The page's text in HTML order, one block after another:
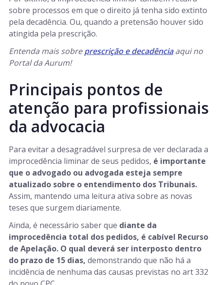
sobre processos em que o direito já tenha sido extinto
pela decadência. Ou, quando a pretensão houver sido
atingida pela prescrição.
Entenda mais sobreprescrição e decadênciaaqui no
Portal da Aurum!
Principais pontos de
atenção para profissionais
da advocacia
Para evitar a desagradável surpresa de ver declarada a
improcedência liminar de seus pedidos, é importante
que o advogado ou advogada esteja sempre
atualizado sobre o entendimento dos Tribunais.
Assim, mantendo uma leitura ativa sobre as novas
teses que surgem diariamente.
Ainda, é necessário saber que diante da
improcedência total dos pedidos, é cabível Recurso
de Apelação. O qual deverá ser interposto dentro
do prazo de 15 dias, demonstrando que não há a
incidência de nenhuma das causas previstas no art 332